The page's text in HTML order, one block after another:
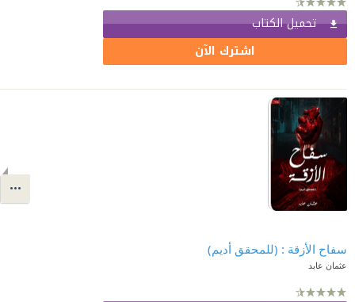
تحميل الكتاب
اشترك الآن
سفاح الأزقة : (للمحقق أديم)
عثمان عابد